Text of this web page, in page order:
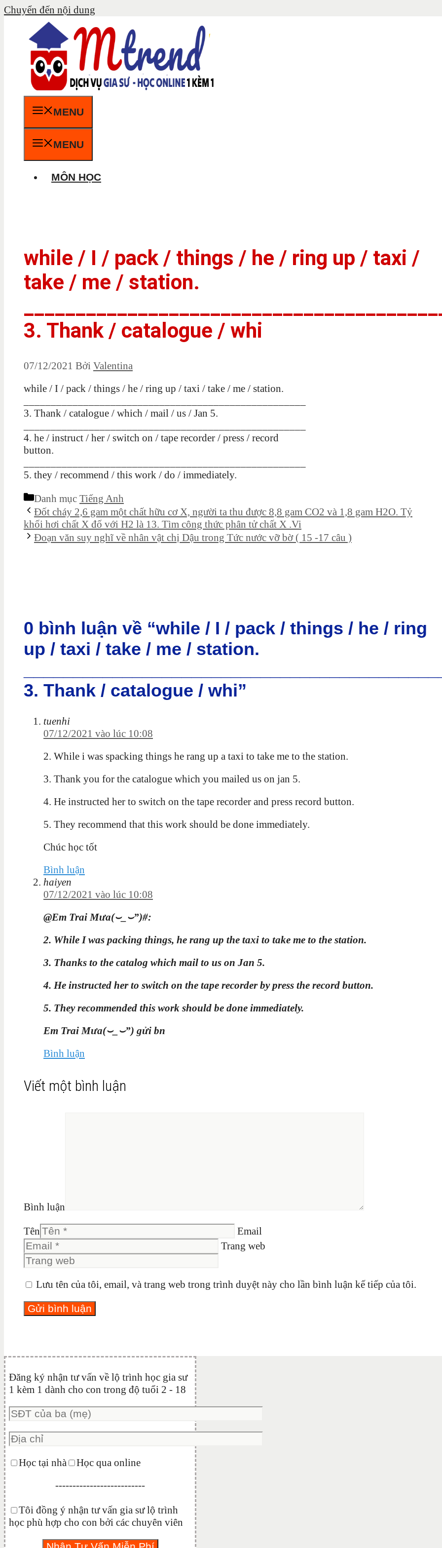
Chuyển đến nội dung
MENU
MENU
MÔN HỌC
while / I / pack / things / he / ring up / taxi /
take / me / station.
3. Thank / catalogue / whi
07/12/2021 Bởi Valentina
while / I / pack / things / he / ring up / taxi / take / me / station.
3. Thank / catalogue / which / mail / us / Jan 5.
4. he / instruct / her / switch on / tape recorder / press / record
button.
5. they / recommend / this work / do / immediately.
Danh mục Tiếng Anh
Đốt cháy 2,6 gam một chất hữu cơ X, người ta thu được 8,8 gam CO2 và 1,8 gam H2O. Tỷ
khối hơi chất X đố với H2 là 13. Tìm công thức phân tử chất X .Vi
Đoạn văn suy nghĩ về nhân vật chị Dậu trong Tức nước vỡ bờ ( 15 -17 câu )
0 bình luận về “while / I / pack / things / he / ring
up / taxi / take / me / station.
3. Thank / catalogue / whi”
tuenhi
07/12/2021 vào lúc 10:08
2. While i was spacking things he rang up a taxi to take me to the station.
3. Thank you for the catalogue which you mailed us on jan 5.
4. He instructed her to switch on the tape recorder and press record button.
5. They recommend that this work should be done immediately.
Chúc học tốt
Bình luận
haiyen
07/12/2021 vào lúc 10:08
@Em Trai Mưa(⌣_⌣”)#:
2. While I was packing things, he rang up the taxi to take me to the station.
3. Thanks to the catalog which mail to us on Jan 5.
4. He instructed her to switch on the tape recorder by press the record button.
5. They recommended this work should be done immediately.
Em Trai Mưa(⌣_⌣”) gửi bn
Bình luận
Viết một bình luận
Bình luận
Tên
Email
Trang web
Lưu tên của tôi, email, và trang web trong trình duyệt này cho lần bình luận kế tiếp của tôi.
Đăng ký nhận tư vấn về lộ trình học gia sư
1 kèm 1 dành cho con trong độ tuổi 2 - 18
Học tại nhà
Học qua online
--------------------------
Tôi đồng ý nhận tư vấn gia sư lộ trình
học phù hợp cho con bởi các chuyên viên